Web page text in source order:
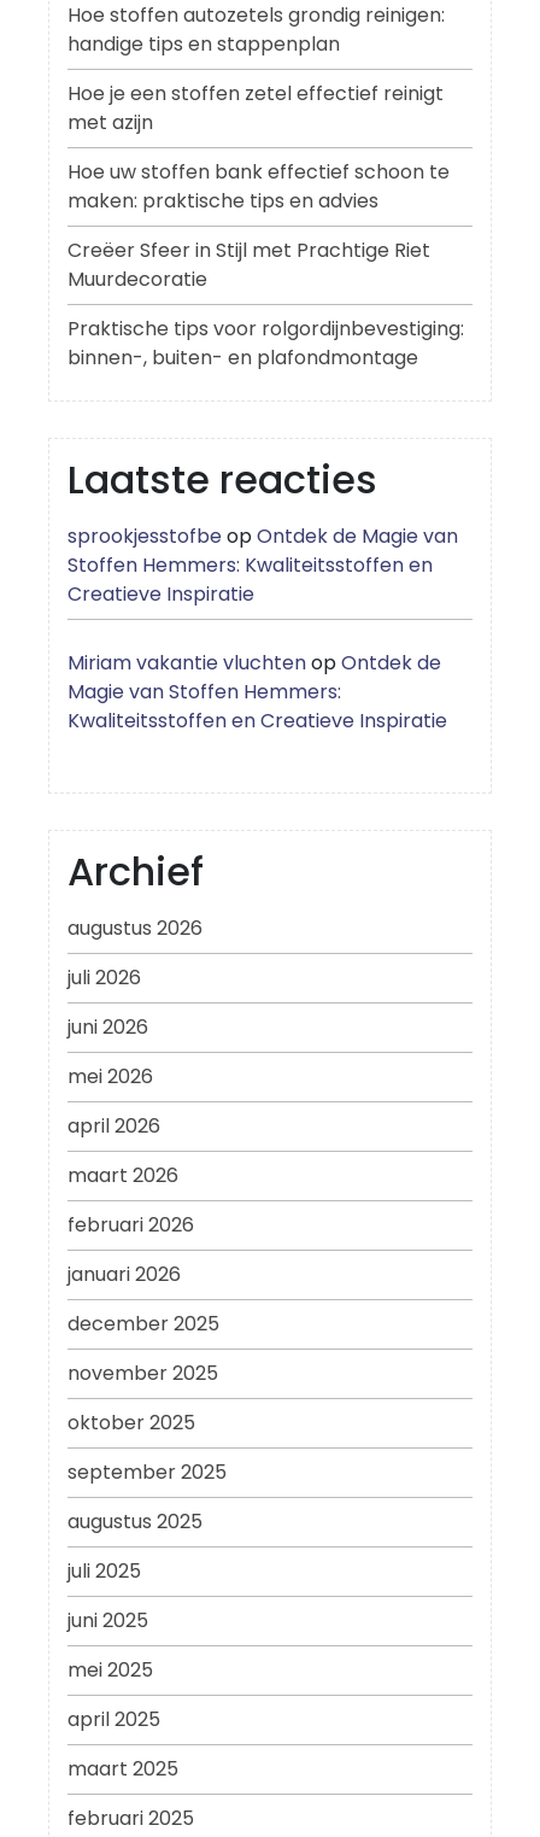
Hoe stoffen autozetels grondig reinigen:
handige tips en stappenplan
Hoe je een stoffen zetel effectief reinigt
met azijn
Hoe uw stoffen bank effectief schoon te
maken: praktische tips en advies
Creëer Sfeer in Stijl met Prachtige Riet
Muurdecoratie
Praktische tips voor rolgordijnbevestiging:
binnen-, buiten- en plafondmontage
Laatste reacties
sprookjesstofbeopOntdek de Magie van
Stoffen Hemmers: Kwaliteitsstoffen en
Creatieve Inspiratie
Miriam vakantie vluchtenopOntdek de
Magie van Stoffen Hemmers:
Kwaliteitsstoffen en Creatieve Inspiratie
Archief
augustus 2026
juli 2026
juni 2026
mei 2026
april 2026
maart 2026
februari 2026
januari 2026
december 2025
november 2025
oktober 2025
september 2025
augustus 2025
juli 2025
juni 2025
mei 2025
april 2025
maart 2025
februari 2025